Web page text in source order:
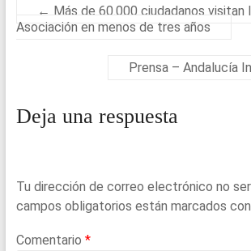
o
k
p
p
← Más de 60.000 ciudadanos visitan
Asociación en menos de tres años
Prensa – Andalucía
Deja una respuesta
Tu dirección de correo electrónico no
campos obligatorios están marcados con
Comentario *